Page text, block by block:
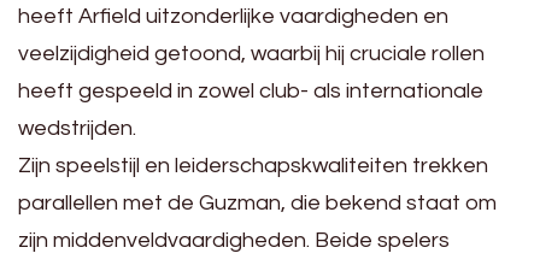
heeft Arfield uitzonderlijke vaardigheden en
veelzijdigheid getoond, waarbij hij cruciale rollen
heeft gespeeld in zowel club- als internationale
wedstrijden.
Zijn speelstijl en leiderschapskwaliteiten trekken
parallellen met de Guzman, die bekend staat om
zijn middenveldvaardigheden. Beide spelers